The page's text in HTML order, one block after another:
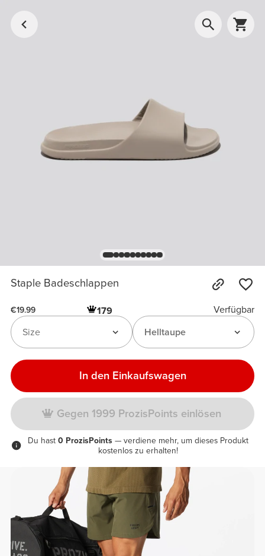
Staple Badeschlappen
€19.99 179
Verfügbar
Helltaupe
Size
In den Einkaufswagen
Gegen 1999 ProzisPoints einlösen
Du hast 0 ProzisPoints — verdiene mehr, um dieses Produkt
kostenlos zu erhalten!